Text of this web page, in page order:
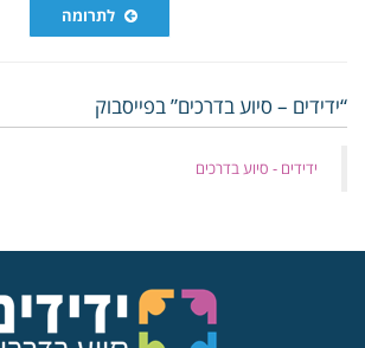
לתרומה
“ידידים – סיוע בדרכים” בפייסבוק
‏ידידים - סיוע בדרכים